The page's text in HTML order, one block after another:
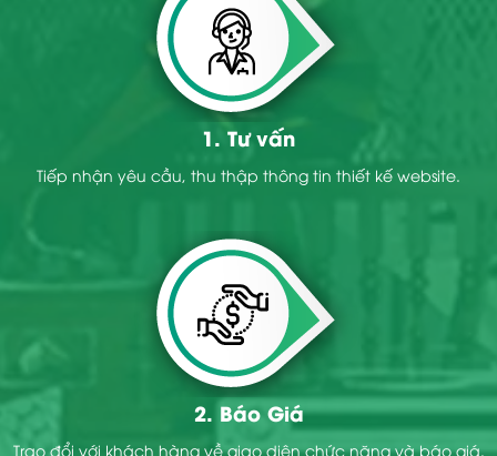
1. Tư vấn
Tiếp nhận yêu cầu, thu thập thông tin thiết kế website.
2. Báo Giá
Trao đổi với khách hàng về giao diện chức năng và báo giá.